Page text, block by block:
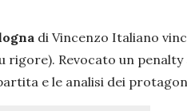
di Vincenzo Italiano
rigore). Revocato un
e le analisi dei